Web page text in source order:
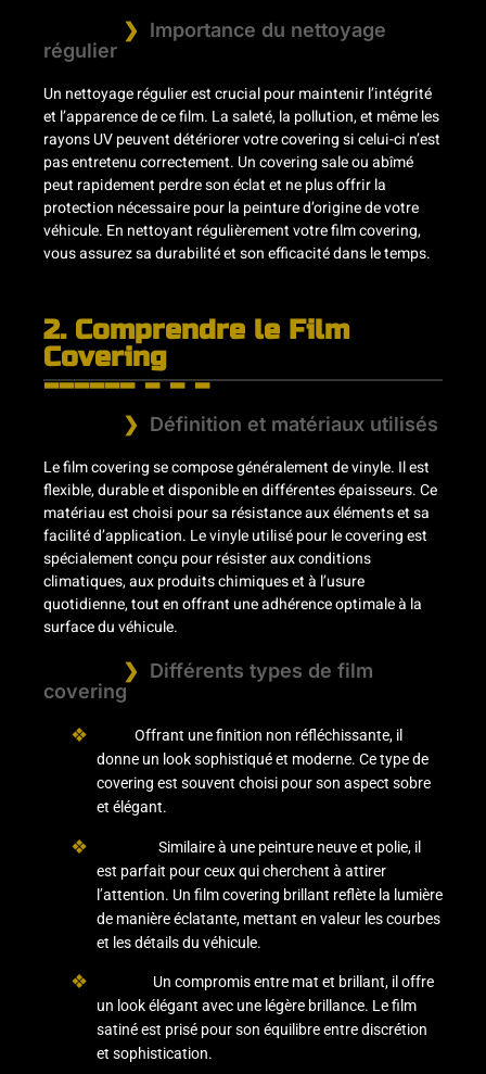
Importance du nettoyage
régulier
Un nettoyage régulier est crucial pour maintenir l’intégrité
et l’apparence de ce film. La saleté, la pollution, et même les
rayons UV peuvent détériorer votre covering si celui-ci n’est
pas entretenu correctement. Un covering sale ou abîmé
peut rapidement perdre son éclat et ne plus offrir la
protection nécessaire pour la peinture d’origine de votre
véhicule. En nettoyant régulièrement votre film covering,
vous assurez sa durabilité et son efficacité dans le temps.
2. Comprendre le Film
Covering
Définition et matériaux utilisés
Le film covering se compose généralement de vinyle. Il est
flexible, durable et disponible en différentes épaisseurs. Ce
matériau est choisi pour sa résistance aux éléments et sa
facilité d’application. Le vinyle utilisé pour le covering est
spécialement conçu pour résister aux conditions
climatiques, aux produits chimiques et à l’usure
quotidienne, tout en offrant une adhérence optimale à la
surface du véhicule.
Différents types de film
covering
Offrant une finition non réfléchissante, il
donne un look sophistiqué et moderne. Ce type de
covering est souvent choisi pour son aspect sobre
et élégant.
Similaire à une peinture neuve et polie, il
est parfait pour ceux qui cherchent à attirer
l’attention. Un film covering brillant reflète la lumière
de manière éclatante, mettant en valeur les courbes
et les détails du véhicule.
Un compromis entre mat et brillant, il offre
un look élégant avec une légère brillance. Le film
satiné est prisé pour son équilibre entre discrétion
et sophistication.